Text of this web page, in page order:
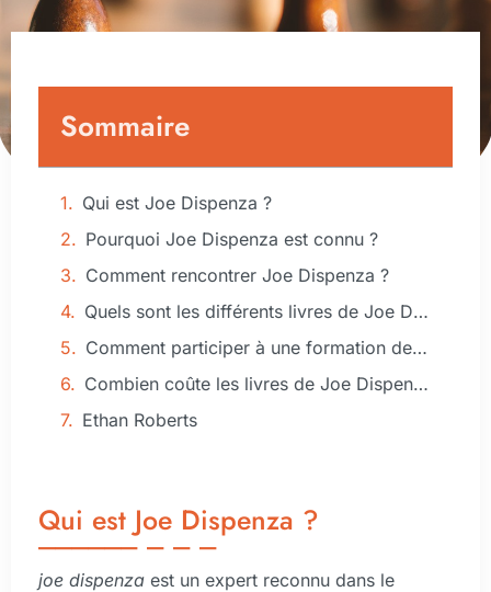
Sommaire
Qui est Joe Dispenza ?
Pourquoi Joe Dispenza est connu ?
Comment rencontrer Joe Dispenza ?
Quels sont les différents livres de Joe Dispenza ?
Comment participer à une formation de Joe Dispenza ?
Combien coûte les livres de Joe Dispenza ?
Ethan Roberts
Qui est Joe Dispenza ?
joe dispenza est un expert reconnu dans le